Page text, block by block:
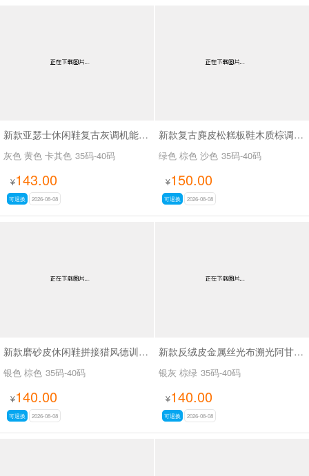
新款亚瑟士休闲鞋复古灰调机能老爹鞋SA17022-1
灰色 黄色 卡其色 35码-40码
¥143.00
可退换 2026-08-08
新款复古麂皮松糕板鞋木质棕调秋磨砂皮休闲鞋SA2111
绿色 棕色 沙色 35码-40码
¥150.00
可退换 2026-08-08
新款磨砂皮休闲鞋拼接猎风德训鞋SA9291
银色 棕色 35码-40码
¥140.00
可退换 2026-08-08
新款反绒皮金属丝光布溯光阿甘休闲鞋SA9288
银灰 棕绿 35码-40码
¥140.00
可退换 2026-08-08